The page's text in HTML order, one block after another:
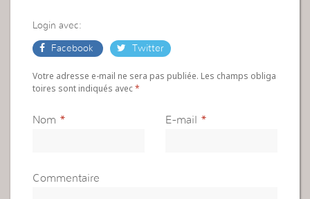
Login avec:
Facebook Twitter
Votre adresse e-mail ne sera pas publiée. Les champs obliga
toires sont indiqués avec*
Nom * E-mail *
Commentaire